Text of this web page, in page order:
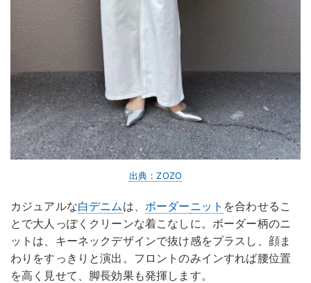
出典：ZOZO
カジュアルな白デニム は、 ボーダーニット を合わせるこ
とで大人っぽくクリーンな着こなしに。ボーダー柄のニ
ットは、キーネックデザインで抜け感をプラスし、顔ま
わりをすっきりと演出。フロントのみインすれば腰位置
を高く見せて、脚長効果も発揮します。